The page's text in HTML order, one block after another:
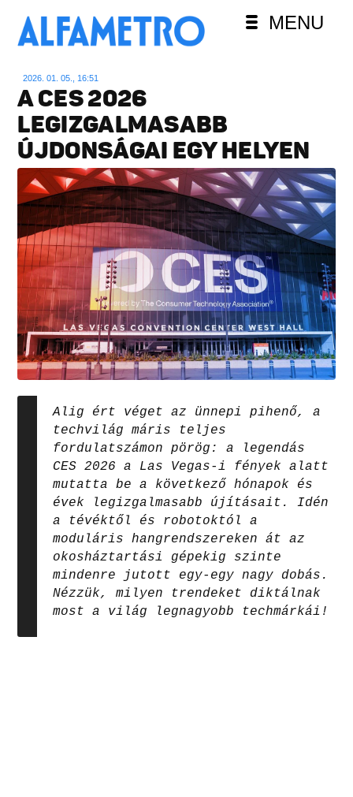
MENU
2026. 01. 05., 16:51
A CES 2026
LEGIZGALMASABB
ÚJDONSÁGAI EGY HELYEN
Alig ért véget az ünnepi pihenő, a
techvilág máris teljes
fordulatszámon pörög: a legendás
CES 2026 a Las Vegas-i fények alatt
mutatta be a következő hónapok és
évek legizgalmasabb újításait. Idén
a tévéktől és robotoktól a
moduláris hangrendszereken át az
okosháztartási gépekig szinte
mindenre jutott egy-egy nagy dobás.
Nézzük, milyen trendeket diktálnak
most a világ legnagyobb techmárkái!